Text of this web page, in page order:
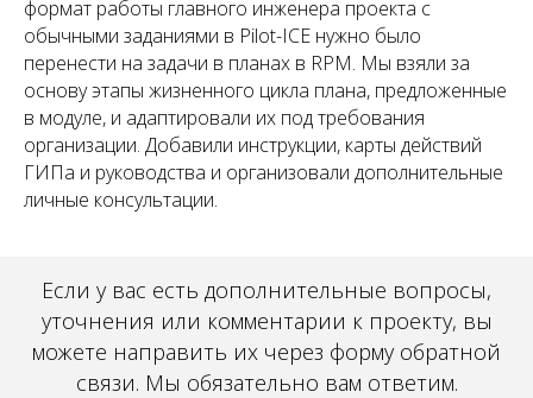
формат работы главного инженера проекта с
обычными заданиями в Pilot-ICE нужно было
перенести на задачи в планах в RPM. Мы взяли за
основу этапы жизненного цикла плана, предложенные
в модуле, и адаптировали их под требования
организации. Добавили инструкции, карты действий
ГИПа и руководства и организовали дополнительные
личные консультации.
Если у вас есть дополнительные вопросы,
уточнения или комментарии к проекту, вы
можете направить их через форму обратной
связи. Мы обязательно вам ответим.